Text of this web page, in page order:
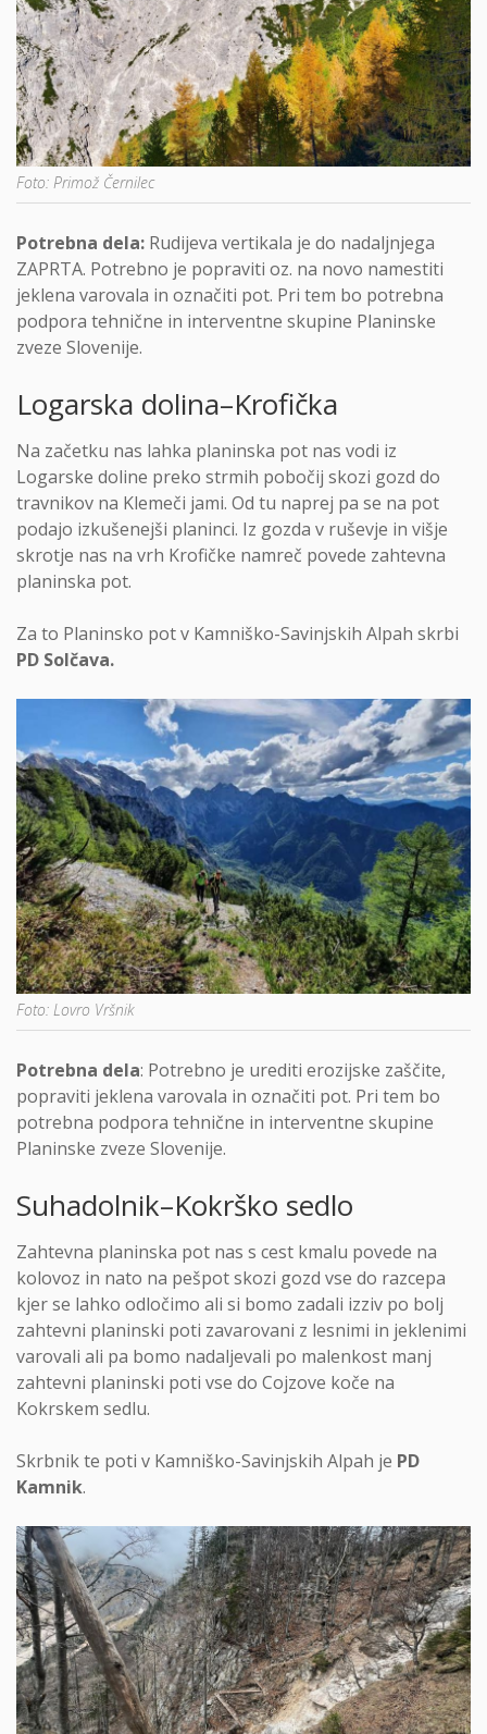
Foto: Primož Černilec
Potrebna dela: Rudijeva vertikala je do nadaljnjega
ZAPRTA. Potrebno je popraviti oz. na novo namestiti
jeklena varovala in označiti pot. Pri tem bo potrebna
podpora tehnične in interventne skupine Planinske
zveze Slovenije.
Logarska dolina–Krofička
Na začetku nas lahka planinska pot nas vodi iz
Logarske doline preko strmih pobočij skozi gozd do
travnikov na Klemeči jami. Od tu naprej pa se na pot
podajo izkušenejši planinci. Iz gozda v ruševje in višje
skrotje nas na vrh Krofičke namreč povede zahtevna
planinska pot.
Za to Planinsko pot v Kamniško-Savinjskih Alpah skrbi
PD Solčava.
Foto: Lovro Vršnik
Potrebna dela: Potrebno je urediti erozijske zaščite,
popraviti jeklena varovala in označiti pot. Pri tem bo
potrebna podpora tehnične in interventne skupine
Planinske zveze Slovenije.
Suhadolnik–Kokrško sedlo
Zahtevna planinska pot nas s cest kmalu povede na
kolovoz in nato na pešpot skozi gozd vse do razcepa
kjer se lahko odločimo ali si bomo zadali izziv po bolj
zahtevni planinski poti zavarovani z lesnimi in jeklenimi
varovali ali pa bomo nadaljevali po malenkost manj
zahtevni planinski poti vse do Cojzove koče na
Kokrskem sedlu.
Skrbnik te poti v Kamniško-Savinjskih Alpah je PD
Kamnik.